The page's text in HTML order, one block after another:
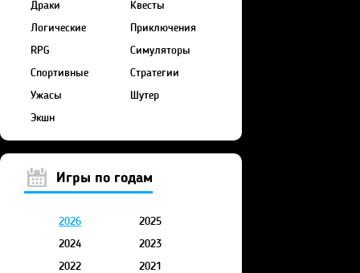
Драки
Квесты
Логические
Приключения
RPG
Симуляторы
Спортивные
Стратегии
Ужасы
Шутер
Экшн
Игры по годам
2026
2025
2024
2023
2022
2021